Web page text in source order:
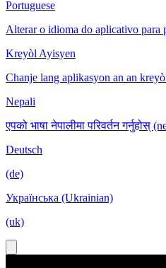
Portuguese
Alterar o idioma do aplicativo para
Kreyòl Ayisyen
Chanje lang aplikasyon an an
Nepali
एपको भाषा नेपालीमा परिवर्तन गर्नुहोस्
Deutsch
(de)
Українська (Ukrainian)
(uk)